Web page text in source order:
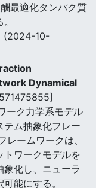
最適化タンパク質
(2024-10-
Dynamical
ーク力学系モデル
テム抽象化フレー
ームワークは、
トワークモデルを
象化し、ニューラ
能にする。